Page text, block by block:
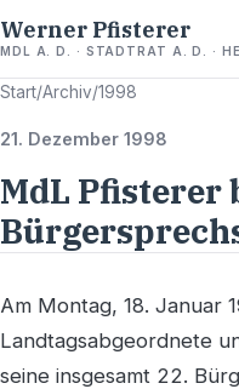
Werner Pfisterer
MDL A. D. · STADTRAT A. D. ·
Start/Archiv/1998
21. Dezember 1998
MdL Pfisterer
Am Montag, 18. Januar
Landtagsabgeordnete
seine insgesamt 22.